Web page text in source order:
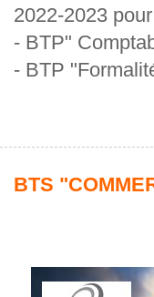
2022-2023
- BTP"
- BTP
BTS